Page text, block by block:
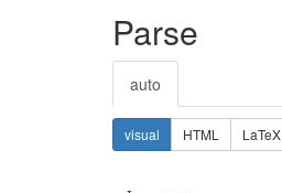
Parse
auto
visual HTML LaTeX